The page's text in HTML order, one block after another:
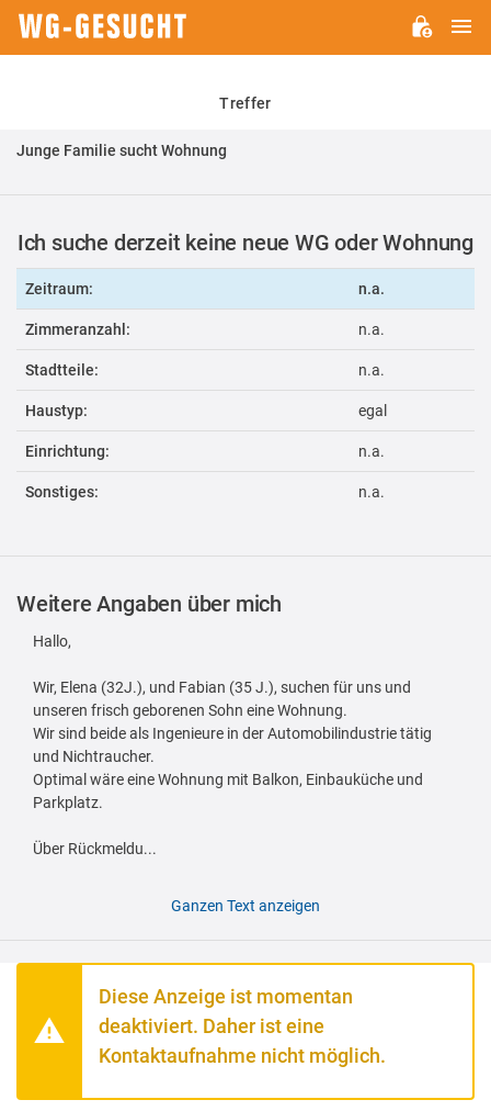
Treffer
Junge Familie sucht Wohnung
Ich suche derzeit keine neue WG oder Wohnung
Zeitraum: n.a.
Zimmeranzahl: n.a.
Stadtteile: n.a.
Haustyp: egal
Einrichtung: n.a.
Sonstiges: n.a.
Weitere Angaben über mich
Hallo,
Wir, Elena (32J.), und Fabian (35 J.), suchen für uns und
unseren frisch geborenen Sohn eine Wohnung.
Wir sind beide als Ingenieure in der Automobilindustrie tätig
und Nichtraucher.
Optimal wäre eine Wohnung mit Balkon, Einbauküche und
Parkplatz.
Über Rückmeldu...
Ganzen Text anzeigen
Diese Anzeige ist momentan
deaktiviert. Daher ist eine
Kontaktaufnahme nicht möglich.